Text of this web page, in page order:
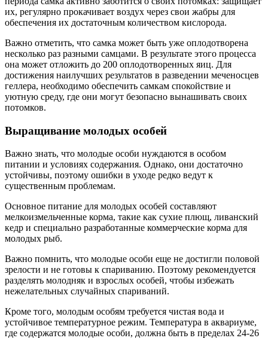
их, регулярно прокачивает воздух через свои жабры для
обеспечения их достаточным количеством кислорода.
Важно отметить, что самка может быть уже оплодотворена
несколько раз разными самцами. В результате этого процесса
она может отложить до 200 оплодотворенных яиц. Для
достижения наилучших результатов в разведении меченосцев
геллера, необходимо обеспечить самкам спокойствие и
уютную среду, где они могут безопасно вынашивать своих
потомков.
Выращивание молодых особей
Важно знать, что молодые особи нуждаются в особом
питании и условиях содержания. Однако, они достаточно
устойчивы, поэтому ошибки в уходе редко ведут к
существенным проблемам.
Основное питание для молодых особей составляют
мелкоизмельченные корма, такие как сухие плющ, ливанский
кедр и специально разработанные коммерческие корма для
молодых рыб.
Важно помнить, что молодые особи еще не достигли половой
зрелости и не готовы к спариванию. Поэтому рекомендуется
разделять молодняк и взрослых особей, чтобы избежать
нежелательных случайных спариваний.
Кроме того, молодым особям требуется чистая вода и
устойчивое температурное режим. Температура в аквариуме,
где содержатся молодые особи, должна быть в пределах 24-26